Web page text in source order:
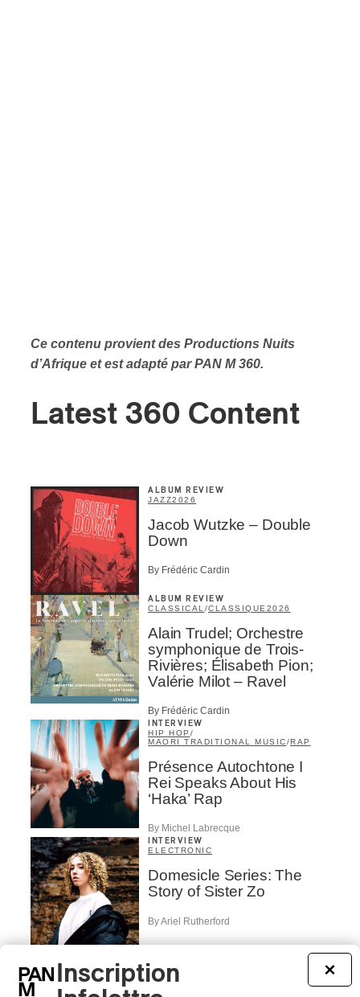
Ce contenu provient des Productions Nuits
d’Afrique et est adapté par PAN M 360.
Latest 360 Content
ALBUM REVIEW
JAZZ2026
Jacob Wutzke – Double
Down
By Frédéric Cardin
ALBUM REVIEW
CLASSICAL /CLASSIQUE 2026
Alain Trudel; Orchestre
symphonique de Trois-
Rivières; Élisabeth Pion;
Valérie Milot – Ravel
By Frédéric Cardin
INTERVIEW
HIP HOP /
MAORI TRADITIONAL MUSIC/RAP
Présence Autochtone I
Rei Speaks About His
‘Haka’ Rap
By Michel Labrecque
INTERVIEW
ELECTRONIC
Domesicle Series: The
Story of Sister Zo
By Ariel Rutherford
OSHEAGA 2026 I Mother
×
Inscription